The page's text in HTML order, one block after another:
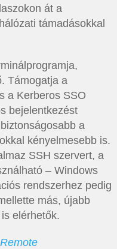
át a
támadásokkal
Támogatja a
a Kerberos SSO
bejelentkezést
a
kényelmesebb is.
SSH szervert, a
– Windows
rendszerhez pedig
más, újabb
elérhetők.